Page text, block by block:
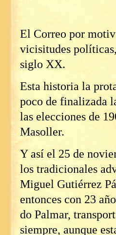
El Correo por
vicisitudes
siglo XX.
Esta historia la
poco de finalizada
las elecciones de
Masoller.
Y así el 25 de
los tradicionales
Miguel Gutiérrez
entonces con 23
do Palmar,
siempre, aunque